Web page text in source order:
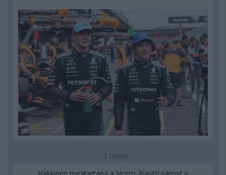
2 napja
Hakkinen megtartaná a Norris-Piastri párost a